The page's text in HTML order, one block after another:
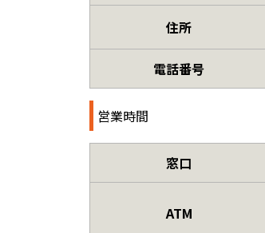
住所
電話番号
営業時間
窓口
ATM